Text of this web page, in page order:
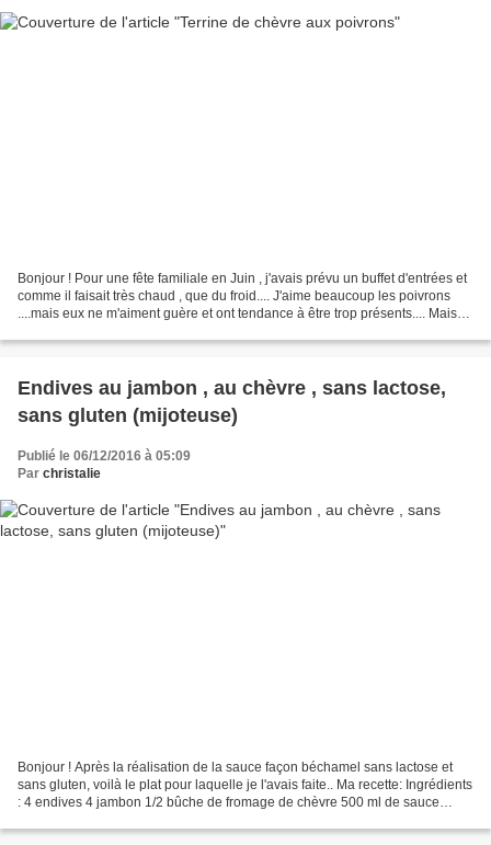
Bonjour ! Pour une fête familiale en Juin , j'avais prévu un buffet d'entrées et
comme il faisait très chaud , que du froid.... J'aime beaucoup les poivrons
....mais eux ne m'aiment guère et ont tendance à être trop présents.... Mais
Endives au jambon , au chèvre , sans lactose,
sans gluten (mijoteuse)
Publié le 06/12/2016 à 05:09
Par christalie
Bonjour ! Après la réalisation de la sauce façon béchamel sans lactose et
sans gluten, voilà le plat pour laquelle je l'avais faite.. Ma recette: Ingrédients
: 4 endives 4 jambon 1/2 bûche de fromage de chèvre 500 ml de sauce